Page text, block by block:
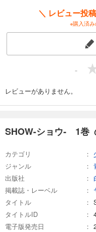
＼ レビュー投
※購入済
-
レビューがありません。
SHOW-ショウ- 1巻
カテゴリ
ジャンル
出版社
掲載誌・レーベル
タイトル
タイトルID
電子版発売日